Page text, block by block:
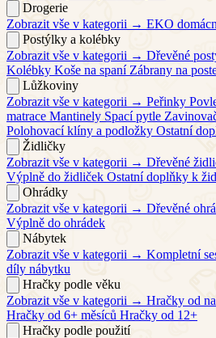
Drogerie
Zobrazit vše v kategorii → EKO
Postýlky a kolébky
Zobrazit vše v kategorii → Dřevěné
Kolébky Koše na spaní Zábrany na
Lůžkoviny
Zobrazit vše v kategorii → Peřinky
matrace Mantinely Spací pytle
Polohovací klíny a podložky Ostatní
Židličky
Zobrazit vše v kategorii → Dřevěné
Výplně do židliček Ostatní doplňky k
Ohrádky
Zobrazit vše v kategorii → Dřevěné
Výplně do ohrádek
Nábytek
Zobrazit vše v kategorii → Kompletní
díly nábytku
Hračky podle věku
Zobrazit vše v kategorii → Hračky od
Hračky od 6+ měsíců Hračky od 12+
Hračky podle použití